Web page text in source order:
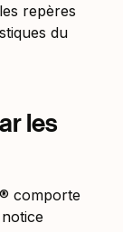
repères
du
les
comporte